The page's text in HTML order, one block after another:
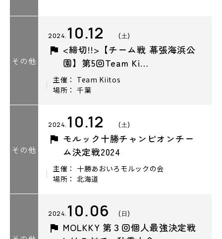
その他
2024. 10.12 (土)
<締切!!>【チーム戦 幕張海浜公
園】第5回Team Ki…
主催： Team Kiitos
場所： 千葉
その他
2024. 10.12 (土)
モルック十勝チャンピオンチー
ム決定戦2024
主催： 十勝あおいろモルックの会
場所： 北海道
2024. 10.06 (日)
MOLKKY 第３回個人最強決定戦